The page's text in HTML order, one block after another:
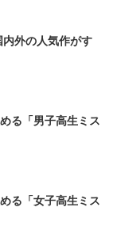
外の人気作がす
る「男子高生ミス
る「女子高生ミス